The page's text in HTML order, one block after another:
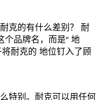
克的有什么差别？ 耐
个品牌名，而是“ 地
耐克的 地位钉入了顾
特别。耐克可以用任何